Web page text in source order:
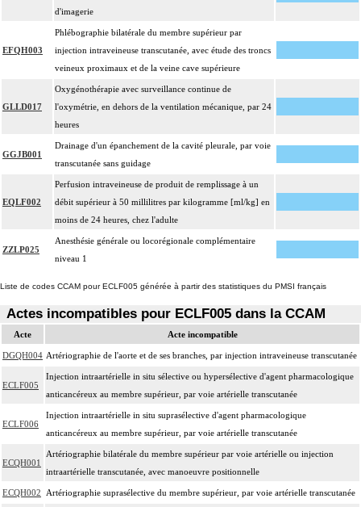
d'imagerie
EFQH003
Phlébographie bilatérale du membre supérieur par
injection intraveineuse transcutanée, avec étude des troncs
veineux proximaux et de la veine cave supérieure
GLLD017
Oxygénothérapie avec surveillance continue de
l'oxymétrie, en dehors de la ventilation mécanique, par 24
heures
GGJB001
Drainage d'un épanchement de la cavité pleurale, par voie
transcutanée sans guidage
EQLF002
Perfusion intraveineuse de produit de remplissage à un
débit supérieur à 50 millilitres par kilogramme [ml/kg] en
moins de 24 heures, chez l'adulte
ZZLP025
Anesthésie générale ou locorégionale complémentaire
niveau 1
Liste de codes CCAM pour ECLF005 générée à partir des statistiques du PMSI français
Actes incompatibles pour ECLF005 dans la CCAM
Acte Acte incompatible
DGQH004 Artériographie de l'aorte et de ses branches, par injection intraveineuse transcutanée
ECLF005
Injection intraartérielle in situ sélective ou hypersélective d'agent pharmacologique
anticancéreux au membre supérieur, par voie artérielle transcutanée
ECLF006
Injection intraartérielle in situ suprasélective d'agent pharmacologique
anticancéreux au membre supérieur, par voie artérielle transcutanée
ECQH001
Artériographie bilatérale du membre supérieur par voie artérielle ou injection
intraartérielle transcutanée, avec manoeuvre positionnelle
ECQH002 Artériographie suprasélective du membre supérieur, par voie artérielle transcutanée